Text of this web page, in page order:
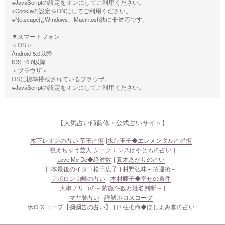
※JavaScriptの設定をオンにしてご利用ください。
※Cookieの設定をONにしてご利用ください。
※NetscapeはWindows、Macintosh共に非対応です。
▼スマートフォン
＜OS＞
Android 5.0以降
iOS 10.0以降
＜ブラウザ＞
OSに標準搭載されているブラウザ。
※JavaScriptの設定をオンにしてご利用ください。
【人気占い師監修・公式占いサイト】
木下レオンの占い 帝王占術 水晶玉子◆エレメンタル占星術
視えちゃう芸人 シークエンスはやともの占い
Love Me Do◆絶対数
真木あかりの占い
日本最後のイタコ松田広子
村野弘味～招運術～
アポロン山崎の占い
木村藤子◆幸せの条件
大串ノリコの～紫微斗数と姓名判断～
マヤ暦占い
詳解ホロスコープ
ホロスコープ【彌彌告の占い】
四柱推命◆ほしよみ堂の占い